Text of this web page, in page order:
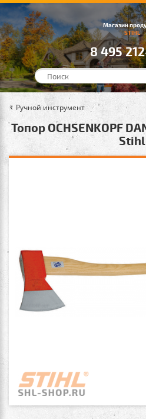
Магазин
STIHL
8 495
Ручной инструмент
Топор OCHSENKOPF
Stihl